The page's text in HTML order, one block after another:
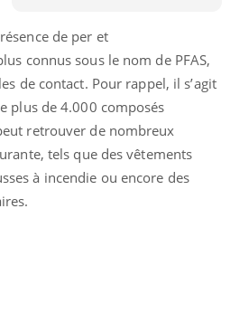
de per et
connus sous le nom de PFAS,
de contact. Pour rappel, il s’agit
plus de 4.000 composés
retrouver de nombreux
tels que des vêtements
à incendie ou encore des